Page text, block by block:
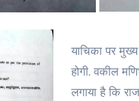
याचिका पर
होगी. वकील
लगाया है कि